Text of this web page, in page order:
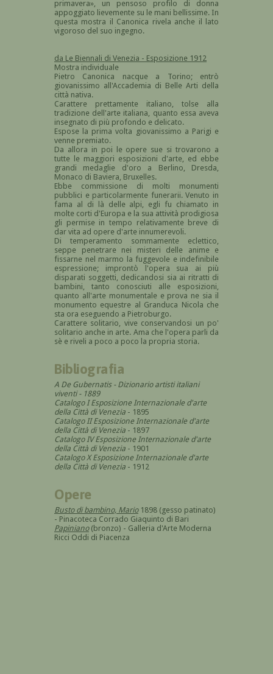
primavera», un pensoso profilo di donna
appoggiato lievemente su le mani bellissime. In
questa mostra il Canonica rivela anche il lato
vigoroso del suo ingegno.
da Le Biennali di Venezia - Esposizione 1912
Mostra individuale
Pietro Canonica nacque a Torino; entrò
giovanissimo all'Accademia di Belle Arti della
città nativa.
Carattere prettamente italiano, tolse alla
tradizione dell'arte italiana, quanto essa aveva
insegnato di più profondo e delicato.
Espose la prima volta giovanissimo a Parigi e
venne premiato.
Da allora in poi le opere sue si trovarono a
tutte le maggiori esposizioni d'arte, ed ebbe
grandi medaglie d'oro a Berlino, Dresda,
Monaco di Baviera, Bruxelles.
Ebbe commissione di molti monumenti
pubblici e particolarmente funerarii. Venuto in
fama al di là delle alpi, egli fu chiamato in
molte corti d'Europa e la sua attività prodigiosa
gli permise in tempo relativamente breve di
dar vita ad opere d'arte innumerevoli.
Di temperamento sommamente eclettico,
seppe penetrare nei misteri delle anime e
fissarne nel marmo la fuggevole e indefinibile
espressione; improntò l'opera sua ai più
disparati soggetti, dedicandosi sia ai ritratti di
bambini, tanto conosciuti alle esposizioni,
quanto all'arte monumentale e prova ne sia il
monumento equestre al Granduca Nicola che
sta ora eseguendo a Pietroburgo.
Carattere solitario, vive conservandosi un po'
solitario anche in arte. Ama che l'opera parli da
sè e riveli a poco a poco la propria storia.
Bibliografia
A De Gubernatis - Dizionario artisti italiani
viventi- 1889
Catalogo I Esposizione Internazionale d'arte
della Città di Venezia - 1895
Catalogo II Esposizione Internazionale d'arte
della Città di Venezia - 1897
Catalogo IV Esposizione Internazionale d'arte
della Città di Venezia - 1901
Catalogo X Esposizione Internazionale d'arte
della Città di Venezia - 1912
Opere
Busto di bambino, Mario1898 (gesso patinato)
- Pinacoteca Corrado Giaquinto di Bari
Papiniano(bronzo) - Galleria d'Arte Moderna
Ricci Oddi di Piacenza